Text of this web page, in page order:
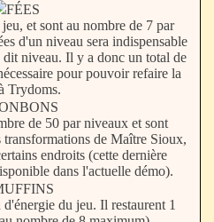
FÉES
et sont au nombre de 7 par
d'un niveau sera indispensable
dit niveau. Il y a donc un total de
pour pouvoir refaire la
Trydoms.
de 50 par niveaux et sont
de Maître Sioux,
endroits (cette dernière
dans l'actuelle démo).
du jeu. Il restaurent 1